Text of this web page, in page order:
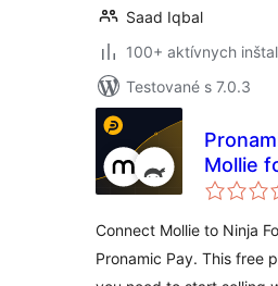
Saad Iqbal
100+ aktívnych
Testované s 7.0.3
Mollie
Forms
Connect Mollie to Ninja
Pronamic Pay. This free